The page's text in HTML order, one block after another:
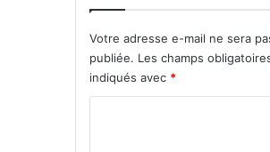
Votre adresse e-mail ne sera
publiée. Les champs
indiqués avec *